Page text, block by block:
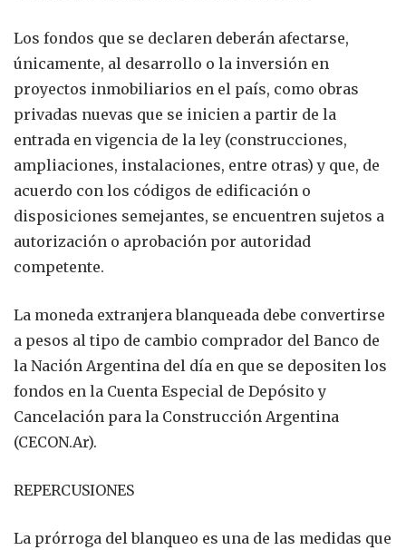
Los fondos que se declaren deberán afectarse,
únicamente, al desarrollo o la inversión en
proyectos inmobiliarios en el país, como obras
privadas nuevas que se inicien a partir de la
entrada en vigencia de la ley (construcciones,
ampliaciones, instalaciones, entre otras) y que, de
acuerdo con los códigos de edificación o
disposiciones semejantes, se encuentren sujetos a
autorización o aprobación por autoridad
competente.
La moneda extranjera blanqueada debe convertirse
a pesos al tipo de cambio comprador del Banco de
la Nación Argentina del día en que se depositen los
fondos en la Cuenta Especial de Depósito y
Cancelación para la Construcción Argentina
(CECON.Ar).
REPERCUSIONES
La prórroga del blanqueo es una de las medidas que